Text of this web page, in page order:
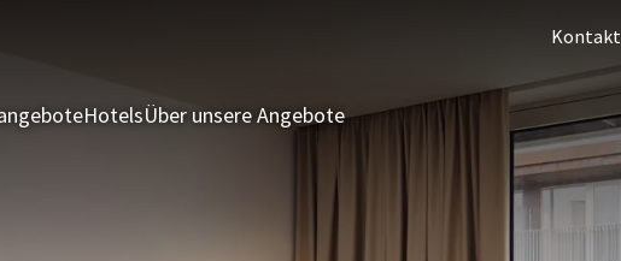
Kontakt
HotelsÜber unsere Angebote3 = 2 Angebot Letzte Minuten